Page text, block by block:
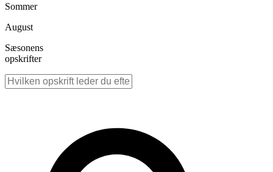
Sommer
August
Sæsonens
opskrifter